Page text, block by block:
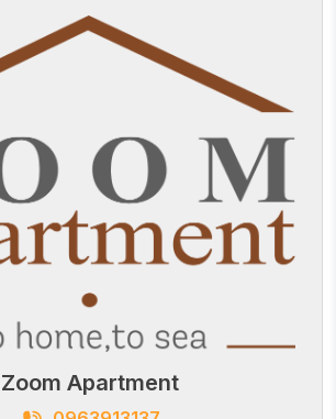
Zoom Apartment